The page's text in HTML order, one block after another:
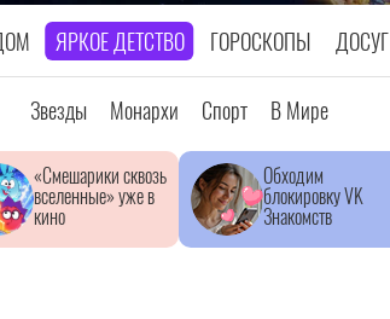
ЯРКОЕ ДЕТСТВО ГОРОСКОПЫ ДОСУГ
Звезды Монархи Спорт В Мире
«Смешарики сквозь
вселенные» уже в
кино
Обходим
блокировку VK
Знакомств